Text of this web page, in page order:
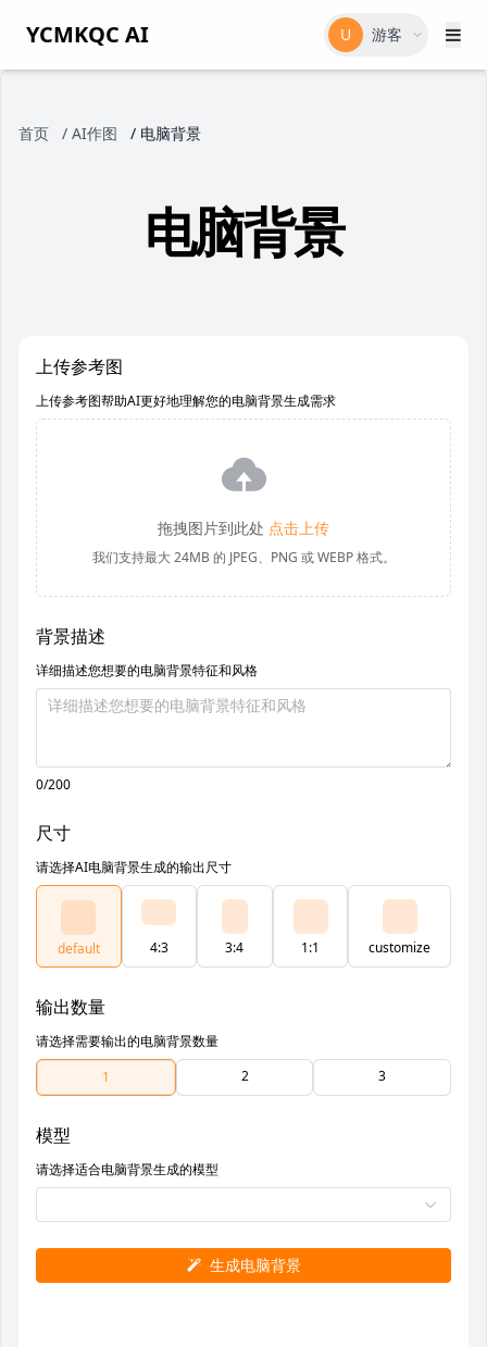
YCMKQC AI U 游客
首页 / AI作图 / 电脑背景
电脑背景
上传参考图
上传参考图帮助AI更好地理解您的电脑背景生成需求
拖拽图片到此处 点击上传
我们支持最大 24MB 的 JPEG、PNG 或 WEBP 格式。
背景描述
详细描述您想要的电脑背景特征和风格
0/200
尺寸
请选择AI电脑背景生成的输出尺寸
default 4:3 3:4 1:1 customize
输出数量
请选择需要输出的电脑背景数量
1
2 3
模型
请选择适合电脑背景生成的模型
生成电脑背景